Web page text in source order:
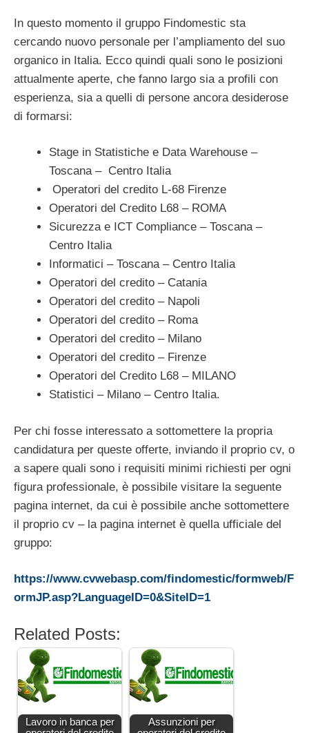
In questo momento il gruppo Findomestic sta
cercando nuovo personale per l’ampliamento del suo
organico in Italia. Ecco quindi quali sono le posizioni
attualmente aperte, che fanno largo sia a profili con
esperienza, sia a quelli di persone ancora desiderose
di formarsi:
Stage in Statistiche e Data Warehouse –
Toscana – Centro Italia
Operatori del credito L-68 Firenze
Operatori del Credito L68 – ROMA
Sicurezza e ICT Compliance – Toscana –
Centro Italia
Informatici – Toscana – Centro Italia
Operatori del credito – Catania
Operatori del credito – Napoli
Operatori del credito – Roma
Operatori del credito – Milano
Operatori del credito – Firenze
Operatori del Credito L68 – MILANO
Statistici – Milano – Centro Italia.
Per chi fosse interessato a sottomettere la propria
candidatura per queste offerte, inviando il proprio cv, o
a sapere quali sono i requisiti minimi richiesti per ogni
figura professionale, è possibile visitare la seguente
pagina internet, da cui è possibile anche sottomettere
il proprio cv – la pagina internet è quella ufficiale del
gruppo:
https://www.cvwebasp.com/findomestic/formweb/F
ormJP.asp?LanguageID=0&SiteID=1
Related Posts:
Lavoro in banca per
Assunzioni per